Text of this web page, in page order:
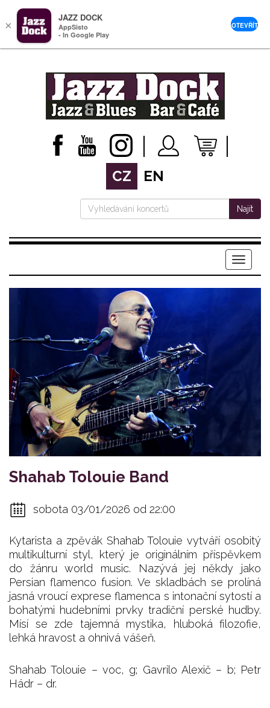
CZ EN
Najít
Menu
Shahab Tolouie Band
sobota 03/01/2026 od 22:00
Kytarista a zpěvák Shahab Tolouie vytváří osobitý
multikulturní styl, který je originálním příspěvkem
do žánru world music. Nazývá jej někdy jako
Persian flamenco fusion. Ve skladbách se prolíná
jasná vroucí exprese flamenca s intonační sytostí a
bohatými hudebními prvky tradiční perské hudby.
Mísí se zde tajemná mystika, hluboká filozofie,
lehká hravost a ohnivá vášeň.
Shahab Tolouie – voc, g; Gavrilo Alexič – b; Petr
Hádr – dr.
×
JAZZ DOCK
AppSisto
- In Google Play
OTEVŘÍT